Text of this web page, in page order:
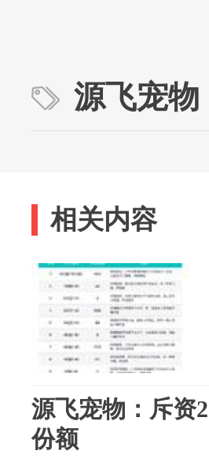
源飞宠物
相关内容
源飞宠物：斥资
份额